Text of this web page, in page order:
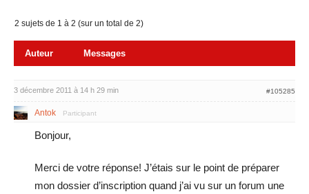
2 sujets de 1 à 2 (sur un total de 2)
Auteur Messages
3 décembre 2011 à 14 h 29 min #105285
Antok Participant
Bonjour,
Merci de votre réponse! J’étais sur le point de préparer
mon dossier d’inscription quand j’ai vu sur un forum une